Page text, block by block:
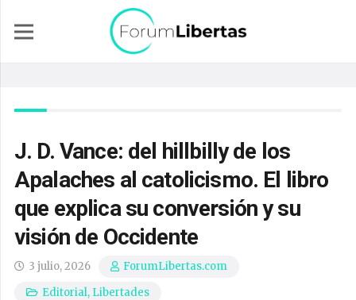
J. D. Vance: del hillbilly de los
Apalaches al catolicismo. El libro
que explica su conversión y su
visión de Occidente
3 julio, 2026
ForumLibertas.com
Editorial, Libertades